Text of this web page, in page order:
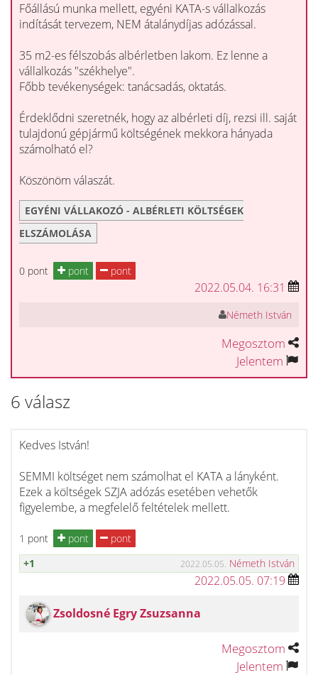
Főállású munka mellett, egyéni KATA-s vállalkozás
indítását tervezem, NEM átalánydíjas adózással.
35 m2-es félszobás albérletben lakom. Ez lenne a
vállalkozás "székhelye".
Főbb tevékenységek: tanácsadás, oktatás.
Érdeklődni szeretnék, hogy az albérleti díj, rezsi ill. saját
tulajdonú gépjármű költségének mekkora hányada
számolható el?
Köszönöm válaszát.
EGYÉNI VÁLLAKOZÓ - ALBÉRLETI KÖLTSÉGEK
ELSZÁMOLÁSA
0 pont pont pont
2022.05.04. 16:31
Németh István
Megosztom
Jelentem
6 válasz
Kedves István!
SEMMI költséget nem számolhat el KATA a lányként.
Ezek a költségek SZJA adózás esetében vehetők
figyelembe, a megfelelő feltételek mellett.
1 pont pont
pont
+1
2022.05.05. Németh István
2022.05.05. 07:19
Zsoldosné Egry Zsuzsanna
Megosztom
Jelentem